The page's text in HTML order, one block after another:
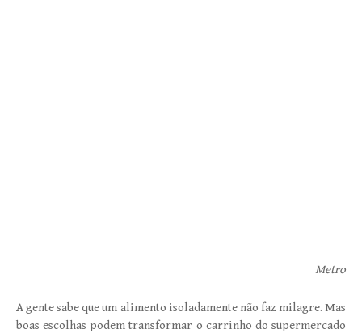
Metro
A gente sabe que um alimento isoladamente não faz milagre. Mas
boas escolhas podem transformar o carrinho do supermercado